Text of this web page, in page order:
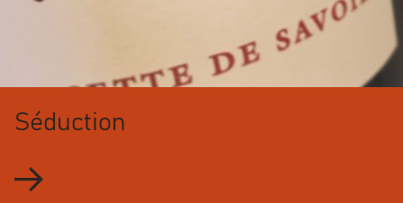
Séduction